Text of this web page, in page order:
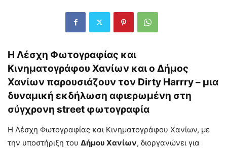
Η Λέσχη Φωτογραφίας και
Κινηματογράφου Χανίων και ο Δήμος
Χανίων παρουσιάζουν τον Dirty Harrry – μια
δυναμική εκδήλωση αφιερωμένη στη
σύγχρονη street φωτογραφία
Η Λέσχη Φωτογραφίας και Κινηματογράφου Χανίων, με
την υποστήριξη του Δήμου Χανίων, διοργανώνει για